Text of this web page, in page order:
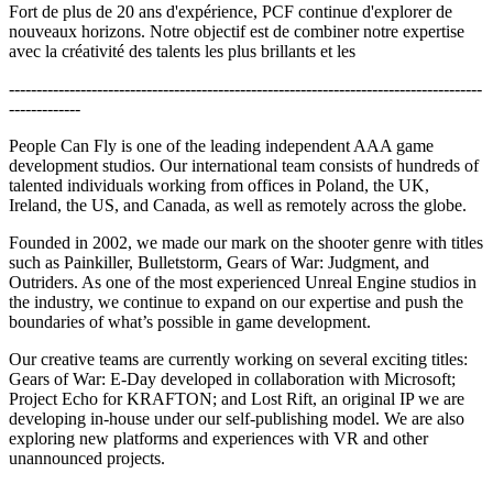
Fort de plus de 20 ans d'expérience, PCF continue d'explorer de
nouveaux horizons. Notre objectif est de combiner notre expertise
avec la créativité des talents les plus brillants et les
--------------------------------------------------------------------------------------
-------------
People Can Fly is one of the leading independent AAA game
development studios. Our international team consists of hundreds of
talented individuals working from offices in Poland, the UK,
Ireland, the US, and Canada, as well as remotely across the globe.
Founded in 2002, we made our mark on the shooter genre with titles
such as Painkiller, Bulletstorm, Gears of War: Judgment, and
Outriders. As one of the most experienced Unreal Engine studios in
the industry, we continue to expand on our expertise and push the
boundaries of what’s possible in game development.
Our creative teams are currently working on several exciting titles:
Gears of War: E-Day developed in collaboration with Microsoft;
Project Echo for KRAFTON; and Lost Rift, an original IP we are
developing in-house under our self-publishing model. We are also
exploring new platforms and experiences with VR and other
unannounced projects.